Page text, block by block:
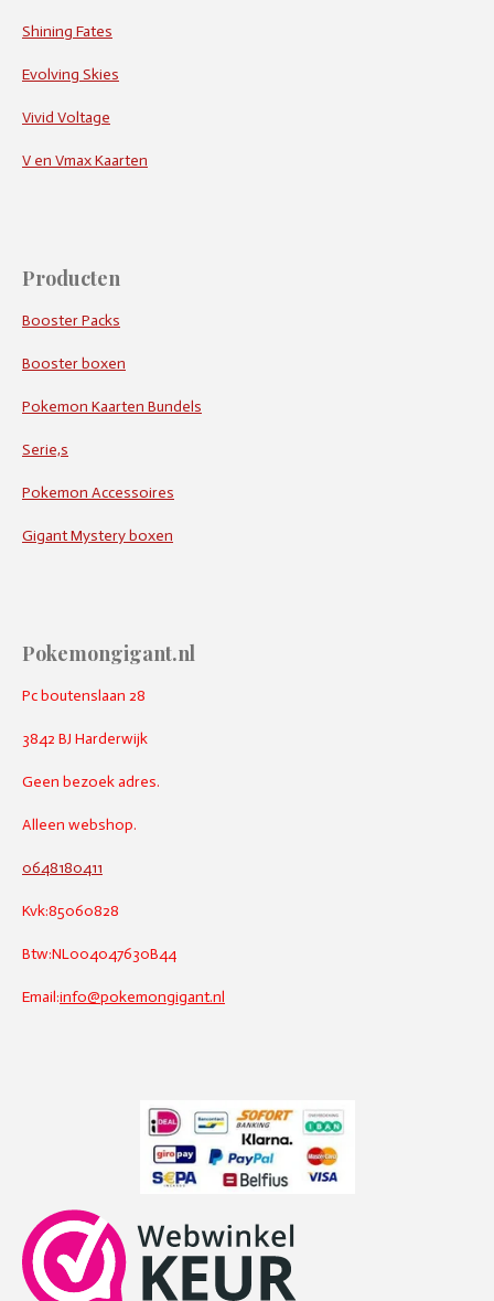
Shining Fates
Evolving Skies
Vivid Voltage
V en Vmax Kaarten
Producten
Booster Packs
Booster boxen
Pokemon Kaarten Bundels
Serie,s
Pokemon Accessoires
Gigant Mystery boxen
Pokemongigant.nl
Pc boutenslaan 28
3842 BJ Harderwijk
Geen bezoek adres.
Alleen webshop.
0648180411
Kvk:85060828
Btw:NL004047630B44
Email:info@pokemongigant.nl